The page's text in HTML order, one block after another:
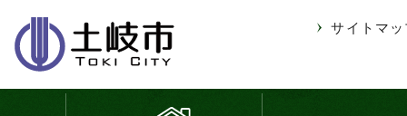
サイトマ